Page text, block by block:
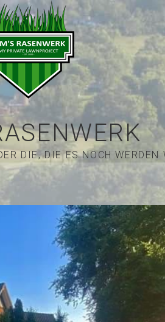
DIE, DIE ES NOCH WERDEN